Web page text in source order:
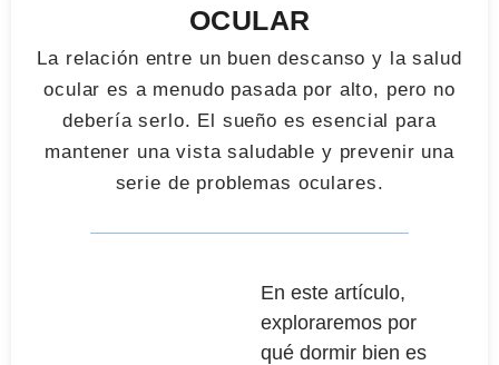
OCULAR
La relación entre un buen descanso y la salud
ocular es a menudo pasada por alto, pero no
debería serlo. El sueño es esencial para
mantener una vista saludable y prevenir una
serie de problemas oculares.
En este artículo,
exploraremos por
qué dormir bien es